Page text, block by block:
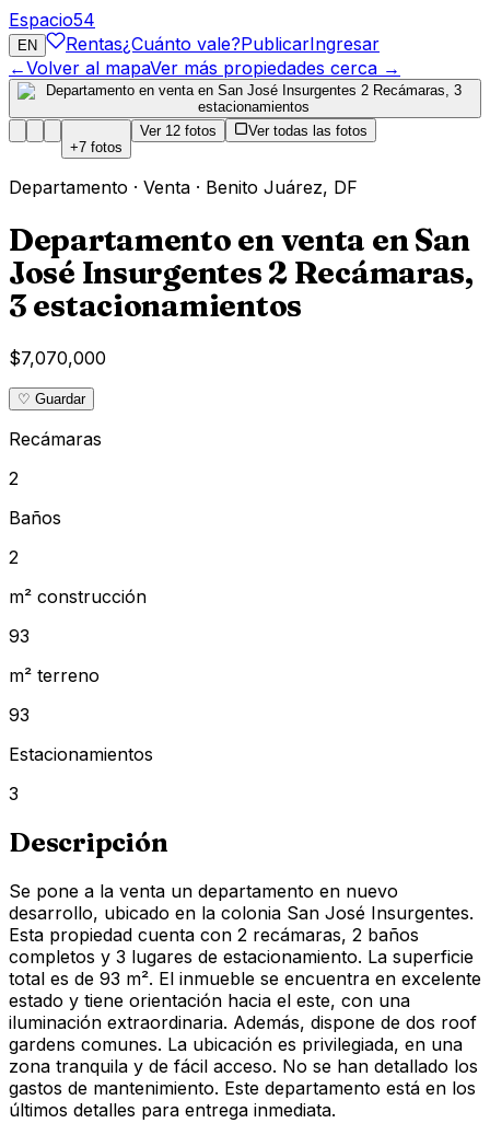
Espacio54
EN Rentas¿Cuánto vale?PublicarIngresar
←Volver al mapaVer más propiedades cerca →
+7 fotos
Ver 12 fotos Ver todas las fotos
Departamento · Venta · Benito Juárez, DF
Departamento en venta en San
José Insurgentes 2 Recámaras,
3 estacionamientos
$7,070,000
♡ Guardar
Recámaras
2
Baños
2
m² construcción
93
m² terreno
93
Estacionamientos
3
Descripción
Se pone a la venta un departamento en nuevo
desarrollo, ubicado en la colonia San José Insurgentes.
Esta propiedad cuenta con 2 recámaras, 2 baños
completos y 3 lugares de estacionamiento. La superficie
total es de 93 m². El inmueble se encuentra en excelente
estado y tiene orientación hacia el este, con una
iluminación extraordinaria. Además, dispone de dos roof
gardens comunes. La ubicación es privilegiada, en una
zona tranquila y de fácil acceso. No se han detallado los
gastos de mantenimiento. Este departamento está en los
últimos detalles para entrega inmediata.